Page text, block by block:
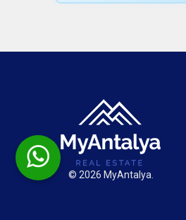
© 2026 MyAntalya.